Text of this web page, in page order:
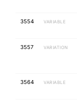
3554 VARIABLE
3557 VARIATION
3564 VARIABLE